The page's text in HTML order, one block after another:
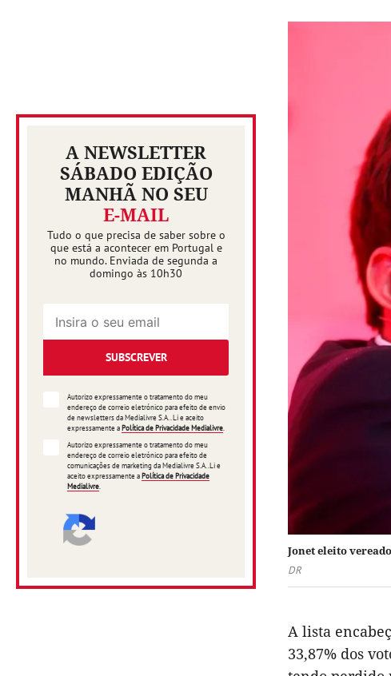
A NEWSLETTER
SÁBADO EDIÇÃO
MANHÃ NO SEU
E-MAIL
Tudo o que precisa de saber sobre o
que está a acontecer em Portugal e
no mundo. Enviada de segunda a
domingo às 10h30
SUBSCREVER
Autorizo expressamente o tratamento do meu
endereço de correio eletrónico para efeito de envio
de newsletters da Medialivre S.A.. Li e aceito
expressamente aPolítica de Privacidade Medialivre
Autorizo expressamente o tratamento do meu
endereço de correio eletrónico para efeito de
comunicações de marketing da Medialivre S.A..Li e
aceito expressamente aPolítica de Privacidade
Medialivre
Jonet eleito
DR
A lista
33,87% dos